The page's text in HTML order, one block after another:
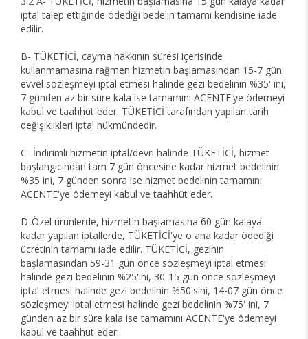
iptal talep ettiğinde ödediği bedelin tamamı kendisine iade
edilir.
B- TÜKETİCİ, cayma hakkının süresi içerisinde
kullanmamasına rağmen hizmetin başlamasından 15-7 gün
evvel sözleşmeyi iptal etmesi halinde gezi bedelinin %35' ini,
7 günden az bir süre kala ise tamamını ACENTE'ye ödemeyi
kabul ve taahhüt eder. TÜKETİCİ tarafından yapılan tarih
değişiklikleri iptal hükmündedir.
C- İndirimli hizmetin iptal/devri halinde TÜKETİCİ, hizmet
başlangıcından tam 7 gün öncesine kadar hizmet bedelinin
%35 ini, 7 günden sonra ise hizmet bedelinin tamamını
ACENTE'ye ödemeyi kabul ve taahhüt eder.
D-Özel ürünlerde, hizmetin başlamasına 60 gün kalaya
kadar yapılan iptallerde, TÜKETİCİ'ye o ana kadar ödediği
ücretinin tamamı iade edilir. TÜKETİCİ, gezinin
başlamasından 59-31 gün önce sözleşmeyi iptal etmesi
halinde gezi bedelinin %25'ini, 30-15 gün önce sözleşmeyi
iptal etmesi halinde gezi bedelinin %50'sini, 14-07 gün önce
sözleşmeyi iptal etmesi halinde gezi bedelinin %75' ini, 7
günden az bir süre kala ise tamamını ACENTE'ye ödemeyi
kabul ve taahhüt eder.